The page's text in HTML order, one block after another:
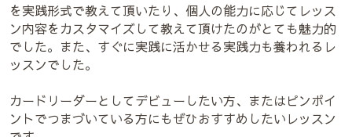
を実践形式で教えて頂いたり、個人の能力に応じてレッス
ン内容をカスタマイズして教えて頂けたのがとても魅力的
でした。また、すぐに実践に活かせる実践力も養われるレ
ッスンでした。
カードリーダーとしてデビューしたい方、またはピンポイ
ントでつまづいている方にもぜひおすすめしたいレッスン